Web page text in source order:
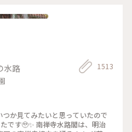
水路 1513
か見てみたいと思っていたので
です🥹✨ 南禅寺水路閣は、明治